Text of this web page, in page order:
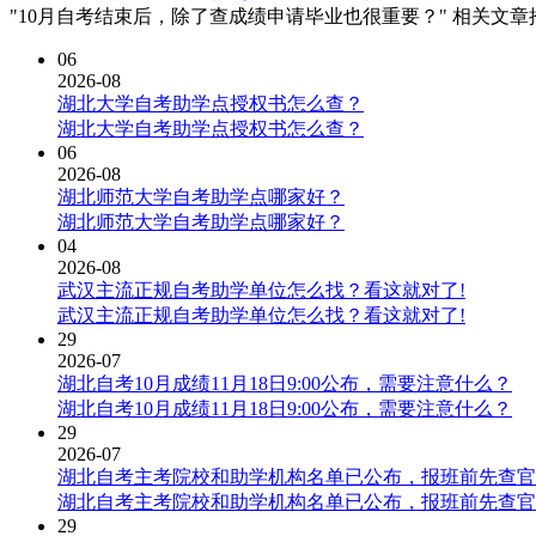
"10月自考结束后，除了查成绩申请毕业也很重要？" 相关文章
06
2026-08
湖北大学自考助学点授权书怎么查？
湖北大学自考助学点授权书怎么查？
06
2026-08
湖北师范大学自考助学点哪家好？
湖北师范大学自考助学点哪家好？
04
2026-08
武汉主流正规自考助学单位怎么找？看这就对了!
武汉主流正规自考助学单位怎么找？看这就对了!
29
2026-07
湖北自考10月成绩11月18日9:00公布，需要注意什么？
湖北自考10月成绩11月18日9:00公布，需要注意什么？
29
2026-07
湖北自考主考院校和助学机构名单已公布，报班前先查官
湖北自考主考院校和助学机构名单已公布，报班前先查官
29